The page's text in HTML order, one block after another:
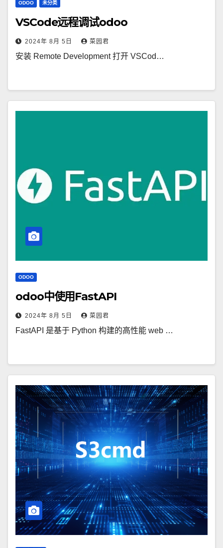
ODOO 未分类
VSCode远程调试odoo
2024年 8月 5日 菜园君
安装 Remote Development 打开 VSCod…
ODOO
odoo中使用FastAPI
2024年 8月 5日 菜园君
FastAPI 是基于 Python 构建的高性能 web …